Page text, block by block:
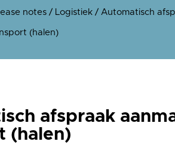
notes / Logistiek /Automatisch
(halen)
afspraak
(halen)